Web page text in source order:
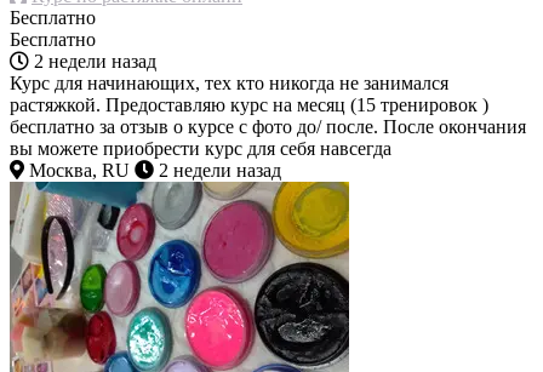
Бесплатно
Бесплатно
2 недели назад
Курс для начинающих, тех кто никогда не занимался
растяжкой. Предоставляю курс на месяц (15 тренировок )
бесплатно за отзыв о курсе с фото до/ после. После окончания
вы можете приобрести курс для себя навсегда
Москва, RU
2 недели назад